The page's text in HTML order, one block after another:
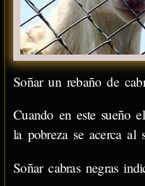
Soñar un rebaño de
Cuando en este sueño
la pobreza se acerca al
Soñar cabras negras